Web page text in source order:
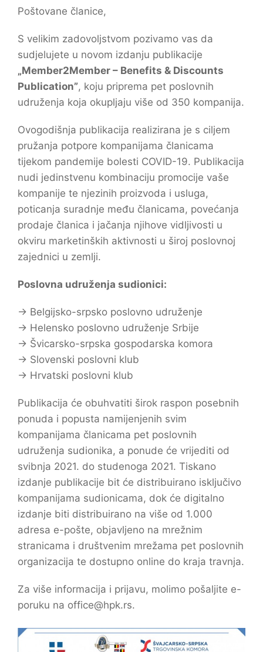
Poštovane članice,
S velikim zadovoljstvom pozivamo vas da
sudjelujete u novom izdanju publikacije
„Member2Member – Benefits & Discounts
Publication”, koju priprema pet poslovnih
udruženja koja okupljaju više od 350 kompanija.
Ovogodišnja publikacija realizirana je s ciljem
pružanja potpore kompanijama članicama
tijekom pandemije bolesti COVID-19. Publikacija
nudi jedinstvenu kombinaciju promocije vaše
kompanije te njezinih proizvoda i usluga,
poticanja suradnje među članicama, povećanja
prodaje članica i jačanja njihove vidljivosti u
okviru marketinških aktivnosti u široj poslovnoj
zajednici u zemlji.
Poslovna udruženja sudionici:
→ Belgijsko-srpsko poslovno udruženje
→ Helensko poslovno udruženje Srbije
→ Švicarsko-srpska gospodarska komora
→ Slovenski poslovni klub
→ Hrvatski poslovni klub
Publikacija će obuhvatiti širok raspon posebnih
ponuda i popusta namijenjenih svim
kompanijama članicama pet poslovnih
udruženja sudionika, a ponude će vrijediti od
svibnja 2021. do studenoga 2021. Tiskano
izdanje publikacije bit će distribuirano isključivo
kompanijama sudionicama, dok će digitalno
izdanje biti distribuirano na više od 1.000
adresa e-pošte, objavljeno na mrežnim
stranicama i društvenim mrežama pet poslovnih
organizacija te dostupno online do kraja travnja.
Za više informacija i prijavu, molimo pošaljite e-
poruku na office@hpk.rs.